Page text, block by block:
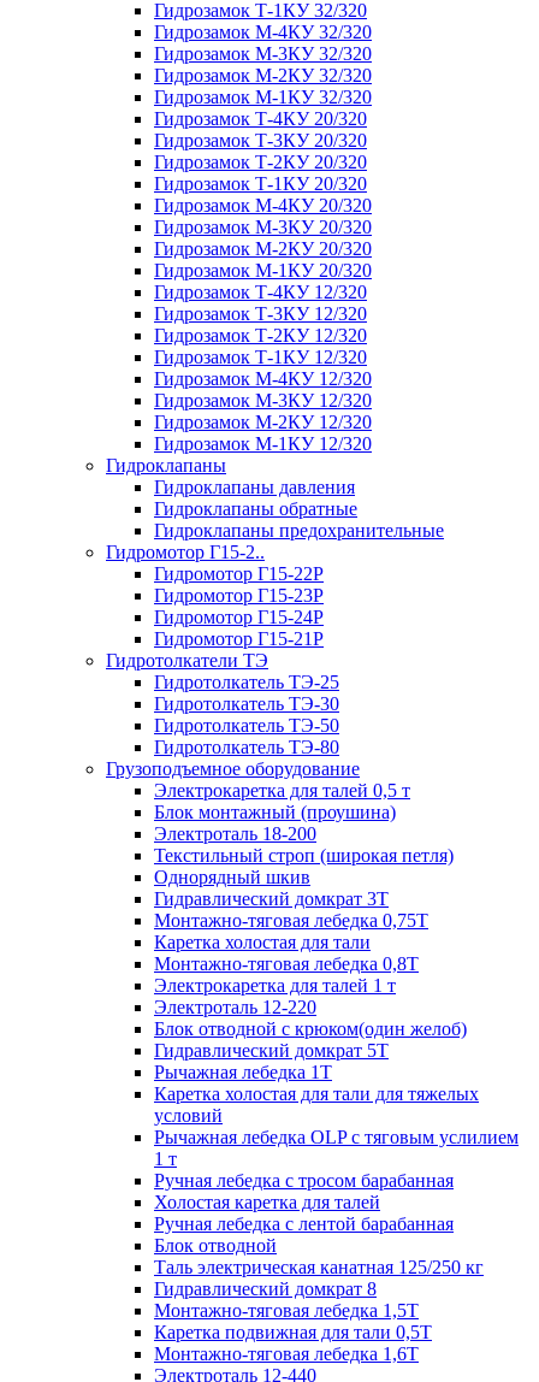
Гидрозамок Т-1КУ 32/320
Гидрозамок М-4КУ 32/320
Гидрозамок М-3КУ 32/320
Гидрозамок М-2КУ 32/320
Гидрозамок М-1КУ 32/320
Гидрозамок Т-4КУ 20/320
Гидрозамок Т-3КУ 20/320
Гидрозамок Т-2КУ 20/320
Гидрозамок Т-1КУ 20/320
Гидрозамок М-4КУ 20/320
Гидрозамок М-3КУ 20/320
Гидрозамок М-2КУ 20/320
Гидрозамок М-1КУ 20/320
Гидрозамок Т-4КУ 12/320
Гидрозамок Т-3КУ 12/320
Гидрозамок Т-2КУ 12/320
Гидрозамок Т-1КУ 12/320
Гидрозамок М-4КУ 12/320
Гидрозамок М-3КУ 12/320
Гидрозамок М-2КУ 12/320
Гидрозамок М-1КУ 12/320
Гидроклапаны
Гидроклапаны давления
Гидроклапаны обратные
Гидроклапаны предохранительные
Гидромотор Г15-2..
Гидромотор Г15-22Р
Гидромотор Г15-23Р
Гидромотор Г15-24Р
Гидромотор Г15-21Р
Гидротолкатели ТЭ
Гидротолкатель ТЭ-25
Гидротолкатель ТЭ-30
Гидротолкатель ТЭ-50
Гидротолкатель ТЭ-80
Грузоподъемное оборудование
Электрокаретка для талей 0,5 т
Блок монтажный (проушина)
Электроталь 18-200
Текстильный строп (широкая петля)
Однорядный шкив
Гидравлический домкрат 3T
Монтажно-тяговая лебедка 0,75Т
Каретка холостая для тали
Монтажно-тяговая лебедка 0,8Т
Электрокаретка для талей 1 т
Электроталь 12-220
Блок отводной с крюком(один желоб)
Гидравлический домкрат 5T
Рычажная лебедка 1Т
Каретка холостая для тали для тяжелых
условий
Рычажная лебедка OLP с тяговым услилием
1 т
Ручная лебедка с тросом барабанная
Холостая каретка для талей
Ручная лебедка с лентой барабанная
Блок отводной
Таль электрическая канатная 125/250 кг
Гидравлический домкрат 8
Монтажно-тяговая лебедка 1,5Т
Каретка подвижная для тали 0,5Т
Монтажно-тяговая лебедка 1,6Т
Электроталь 12-440